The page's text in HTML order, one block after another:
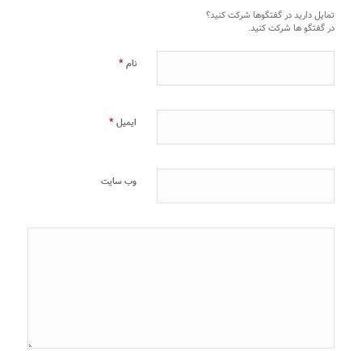
تمایل دارید در گفتگوها شرکت کنید؟
در گفتگو ها شرکت کنید.
نام*
ایمیل*
وب‌ سایت